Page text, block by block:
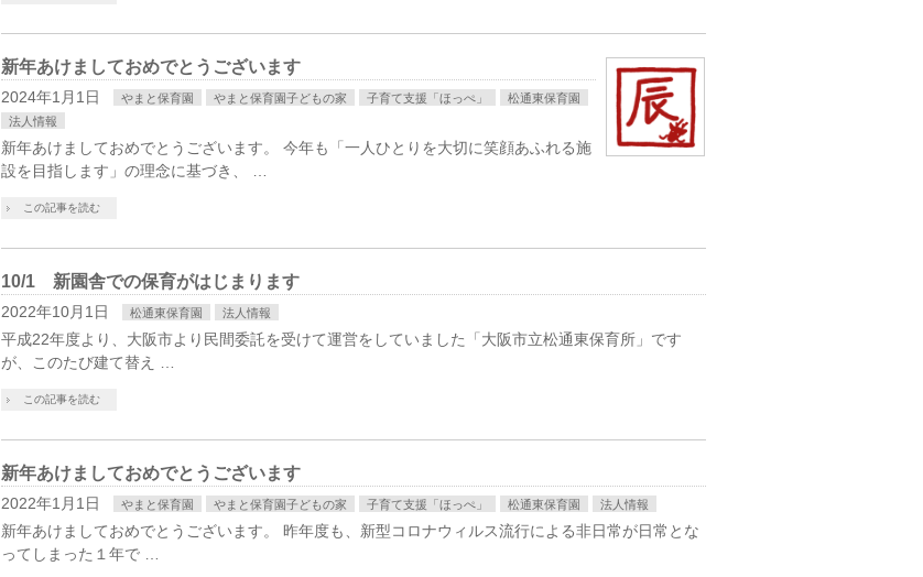
新年あけましておめでとうございます
2024年1月1日 やまと保育園 やまと保育園子どもの家 子育て支援「ほっぺ」
松通東保育園
法人情報
新年あけましておめでとうございます。 今年も「一人ひとりを大切に笑顔あふれる施
設を目指します」の理念に基づき、 …
この記事を読む
10/1 新園舎での保育がはじまります
2022年10月1日 松通東保育園 法人情報
平成22年度より、大阪市より民間委託を受けて運営をしていました「大阪市立松通東保育所」です
が、このたび建て替え …
この記事を読む
新年あけましておめでとうございます
2022年1月1日 やまと保育園 やまと保育園子どもの家 子育て支援「ほっぺ」 松通東保育園 法人情報
新年あけましておめでとうございます。 昨年度も、新型コロナウィルス流行による非日常が日常とな
ってしまった１年で …